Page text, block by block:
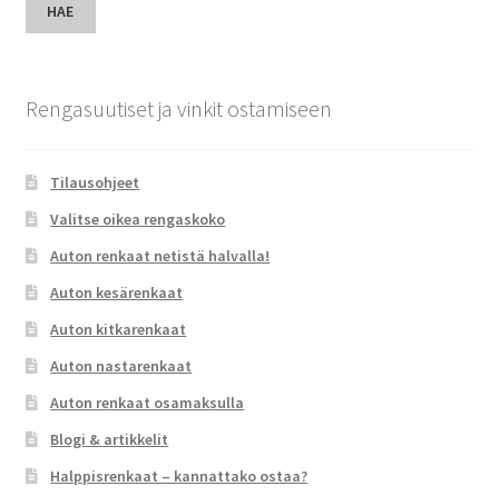
HAE
Rengasuutiset ja vinkit ostamiseen
Tilausohjeet
Valitse oikea rengaskoko
Auton renkaat netistä halvalla!
Auton kesärenkaat
Auton kitkarenkaat
Auton nastarenkaat
Auton renkaat osamaksulla
Blogi & artikkelit
Halppisrenkaat – kannattako ostaa?